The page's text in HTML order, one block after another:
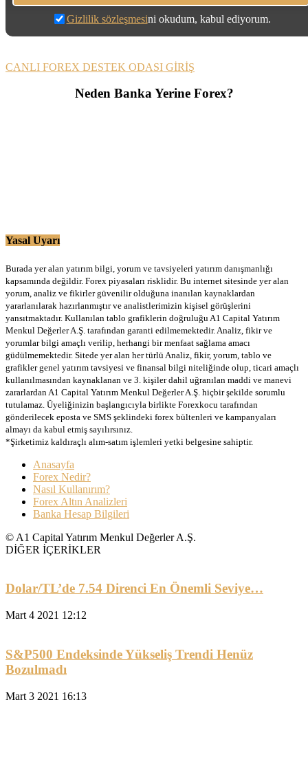
Gizlilik sözleşmesini okudum, kabul ediyorum.
CANLI FOREX DESTEK ODASI GİRİŞ
Neden Banka Yerine Forex?
Yasal Uyarı
Burada yer alan yatırım bilgi, yorum ve tavsiyeleri yatırım danışmanlığı
kapsamında değildir. Forex piyasaları risklidir. Bu internet sitesinde yer alan
yorum, analiz ve fikirler güvenilir olduğuna inanılan kaynaklardan
yararlanılarak hazırlanmıştır ve analistlerimizin kişisel görüşlerini
yansıtmaktadır. Kullanılan tablo grafiklerin doğruluğu A1 Capital Yatırım
Menkul Değerler A.Ş. tarafından garanti edilmemektedir. Analiz, fikir ve
yorumlar bilgi amaçlı verilip, herhangi bir menfaat sağlama amacı
güdülmemektedir. Sitede yer alan her türlü Analiz, fikir, yorum, tablo ve
grafikler genel yatırım tavsiyesi ve finansal bilgi niteliğinde olup, ticari amaçlı
kullanılmasından kaynaklanan ve 3. kişiler dahil uğranılan maddi ve manevi
zararlardan A1 Capital Yatırım Menkul Değerler A.Ş. hiçbir şekilde sorumlu
tutulamaz. Üyeliğinizin başlangıcıyla birlikte Forexkocu tarafından
gönderilecek eposta ve SMS şeklindeki forex bültenleri ve kampanyaları
almayı da kabul etmiş sayılırsınız.
*Şirketimiz kaldıraçlı alım-satım işlemleri yetki belgesine sahiptir.
Anasayfa
Forex Nedir?
Nasıl Kullanırım?
Forex Altın Analizleri
Banka Hesap Bilgileri
© A1 Capital Yatırım Menkul Değerler A.Ş.
DİĞER İÇERİKLER
Dolar/TL’de 7.54 Direnci En Önemli Seviye…
Mart 4 2021 12:12
S&P500 Endeksinde Yükseliş Trendi Henüz
Bozulmadı
Mart 3 2021 16:13